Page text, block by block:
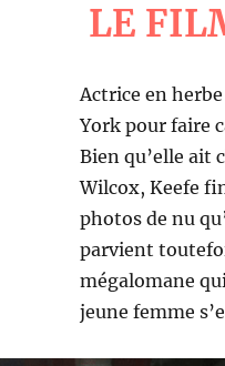
LE
Actrice en
York pour faire
Bien qu’elle ait
Wilcox, Keefe
photos de nu
parvient
mégalomane
jeune femme